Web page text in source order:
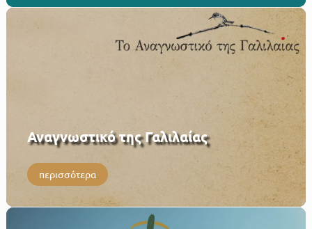
Αναγνωστικό της Γαλιλαίας
περισσότερα